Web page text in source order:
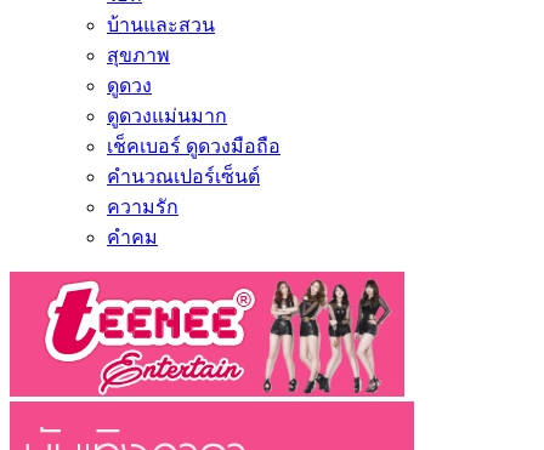
บ้านและสวน
สุขภาพ
ดูดวง
ดูดวงแม่นมาก
เช็คเบอร์ ดูดวงมือถือ
คำนวณเปอร์เซ็นต์
ความรัก
คำคม